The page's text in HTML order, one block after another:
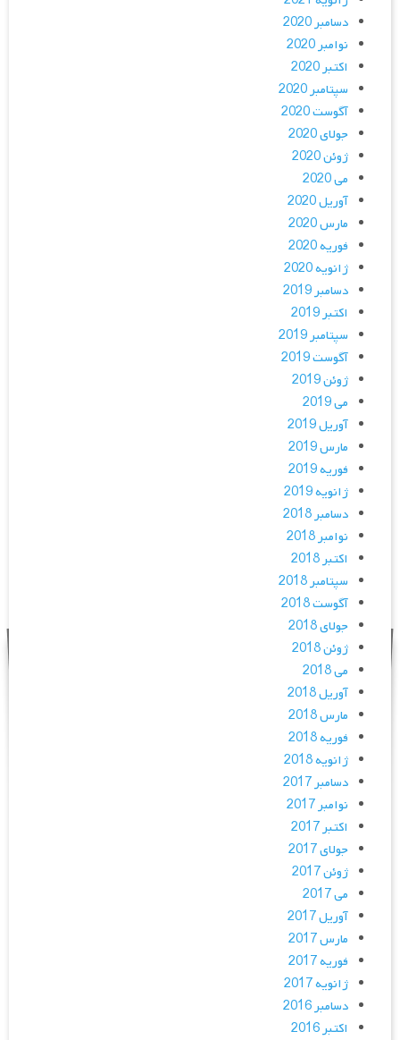
دسامبر 2020
نوامبر 2020
اکتبر 2020
سپتامبر 2020
آگوست 2020
جولای 2020
ژوئن 2020
می 2020
آوریل 2020
مارس 2020
فوریه 2020
ژانویه 2020
دسامبر 2019
اکتبر 2019
سپتامبر 2019
آگوست 2019
ژوئن 2019
می 2019
آوریل 2019
مارس 2019
فوریه 2019
ژانویه 2019
دسامبر 2018
نوامبر 2018
اکتبر 2018
سپتامبر 2018
آگوست 2018
جولای 2018
ژوئن 2018
می 2018
آوریل 2018
مارس 2018
فوریه 2018
ژانویه 2018
دسامبر 2017
نوامبر 2017
اکتبر 2017
جولای 2017
ژوئن 2017
می 2017
آوریل 2017
مارس 2017
فوریه 2017
ژانویه 2017
دسامبر 2016
اکتبر 2016